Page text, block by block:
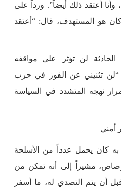
أعتقد ذلك أيضاً”. ورداً على
هو المستهدف، قال: “أعتقد
الحادثة لن تؤثر على مواقفه
“لن تثنيني عن الفوز في حرب
نهجه المتشدد في السياسة
أمني
كان يحمل عدداً من الأسلحة
مشيراً إلى أنه تمكن من
أن يتم التصدي له، ما أسفر